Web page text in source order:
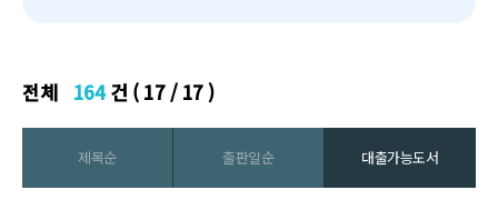
전체 164 건 ( 17 / 17 )
제목순 출판일순 대출가능도서